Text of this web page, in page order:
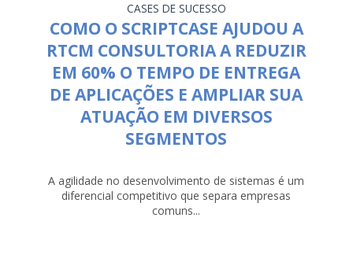
CASES DE SUCESSO
COMO O SCRIPTCASE AJUDOU A
RTCM CONSULTORIA A REDUZIR
EM 60% O TEMPO DE ENTREGA
DE APLICAÇÕES E AMPLIAR SUA
ATUAÇÃO EM DIVERSOS
SEGMENTOS
A agilidade no desenvolvimento de sistemas é um
diferencial competitivo que separa empresas
comuns...